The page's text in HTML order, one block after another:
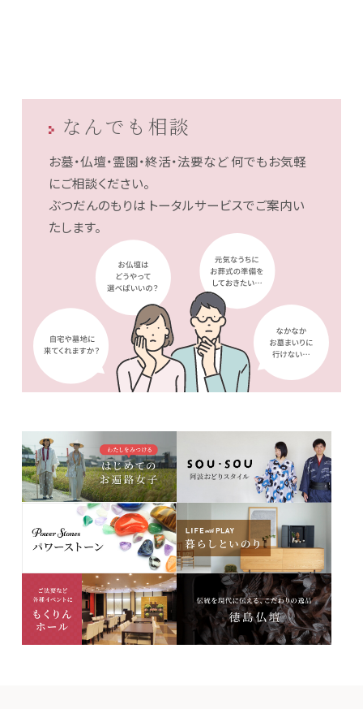
なんでも相談
お墓・仏壇・霊園・終活・法要など何でもお気軽
にご相談ください。
ぶつだんのもりは トータルサービスでご案内い
たします。